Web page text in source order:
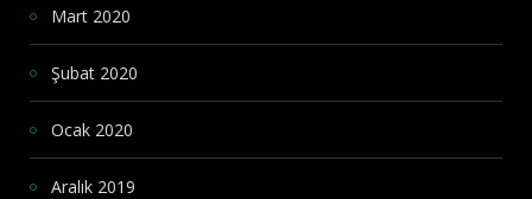
Mart 2020
Şubat 2020
Ocak 2020
Aralık 2019